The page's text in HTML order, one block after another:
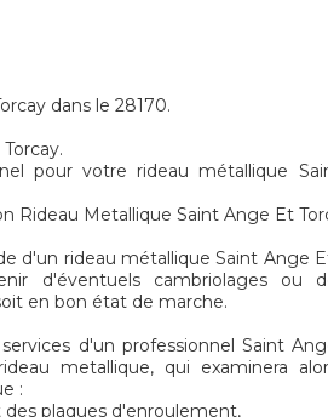
dans le 28170.
pour votre rideau métallique
Rideau Metallique Saint Ange Et
d'un rideau métallique Saint Ange
d'éventuels cambriolages ou
en bon état de marche.
d'un professionnel Saint
metallique, qui examinera
:
des plaques d'enroulement,